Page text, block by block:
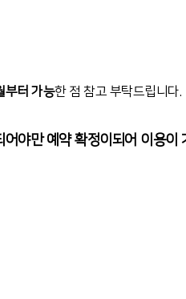
부터 가능한 점 참고 부탁드립니다.
야만 예약 확정이되어 이용이